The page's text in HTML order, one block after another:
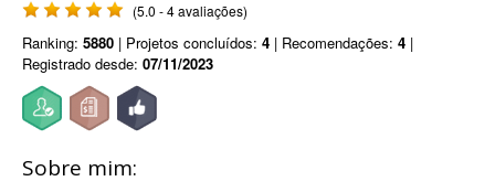
(5.0 - 4 avaliações)
Ranking: 5880 | Projetos concluídos: 4 | Recomendações: 4 |
Registrado desde: 07/11/2023
Sobre mim: